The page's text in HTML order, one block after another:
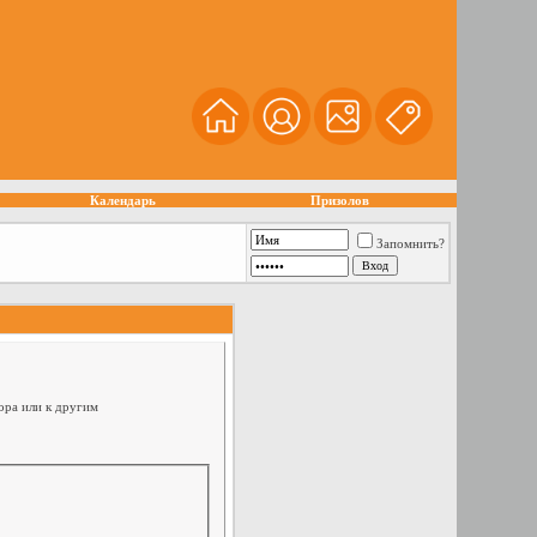
Календарь Призолов
Запомнить?
или к другим